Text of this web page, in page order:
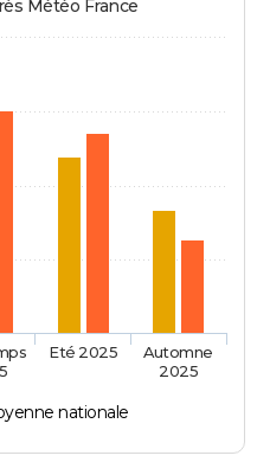
Météo France
nationale
Eté 2025
Automne
2025